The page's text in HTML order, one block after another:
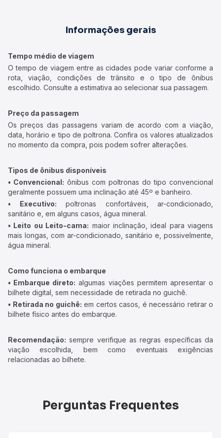
Informações gerais
Tempo médio de viagem
O tempo de viagem entre as cidades pode variar conforme a
rota, viação, condições de trânsito e o tipo de ônibus
escolhido. Consulte a estimativa ao selecionar sua passagem.
Preço da passagem
Os preços das passagens variam de acordo com a viação,
data, horário e tipo de poltrona. Confira os valores atualizados
no momento da compra, pois podem sofrer alterações.
Tipos de ônibus disponíveis
• Convencional: ônibus com poltronas do tipo convencional
geralmente possuem uma inclinação até 45º e banheiro.
• Executivo: poltronas confortáveis, ar-condicionado,
sanitário e, em alguns casos, água mineral.
• Leito ou Leito-cama: maior inclinação, ideal para viagens
mais longas, com ar-condicionado, sanitário e, possivelmente,
água mineral.
Como funciona o embarque
• Embarque direto: algumas viações permitem apresentar o
bilhete digital, sem necessidade de retirada no guichê.
• Retirada no guichê: em certos casos, é necessário retirar o
bilhete físico antes do embarque.
Recomendação: sempre verifique as regras específicas da
viação escolhida, bem como eventuais exigências
relacionadas ao bilhete.
Perguntas Frequentes